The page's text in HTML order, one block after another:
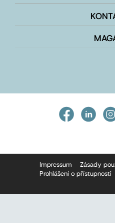
Impressum Zásady
Prohlášení o přístupnosti